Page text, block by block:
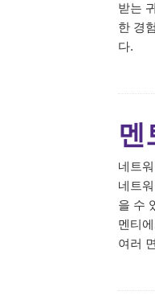
받는
한 경
다.
멘
네트
네트
을 수
멘티
여러